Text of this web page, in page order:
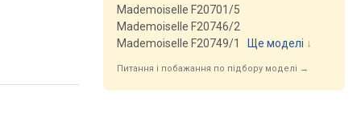
Mademoiselle F20701/5
Mademoiselle F20746/2
Mademoiselle F20749/1
Ще моделі ↓
Питання і побажання по підбору моделі →